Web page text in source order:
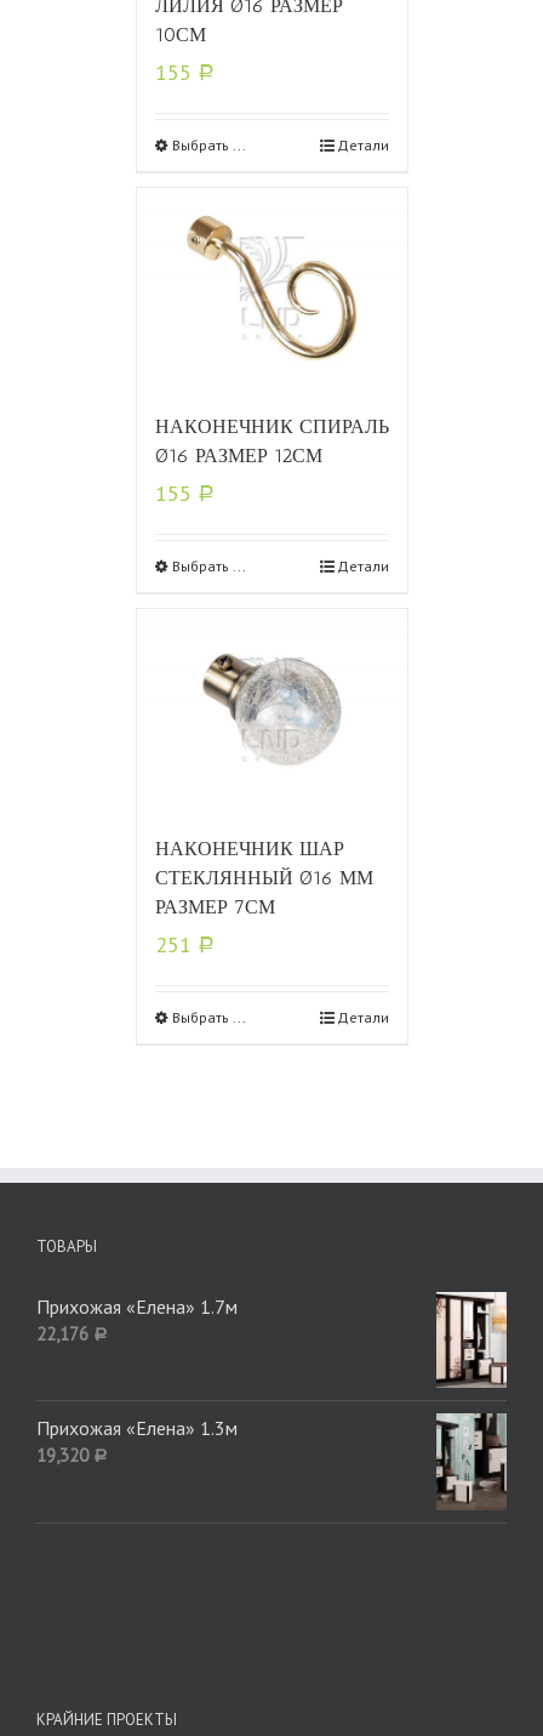
ЛИЛИЯ Ø16 РАЗМЕР
10СМ
155 Р
Выбрать ... Детали
НАКОНЕЧНИК СПИРАЛЬ
Ø16 РАЗМЕР 12СМ
155 Р
Выбрать ... Детали
НАКОНЕЧНИК ШАР
СТЕКЛЯННЫЙ Ø16 ММ
РАЗМЕР 7СМ
251 Р
Выбрать ... Детали
ТОВАРЫ
Прихожая «Елена» 1.7м
22,176 Р
Прихожая «Елена» 1.3м
19,320 Р
КРАЙНИЕ ПРОЕКТЫ